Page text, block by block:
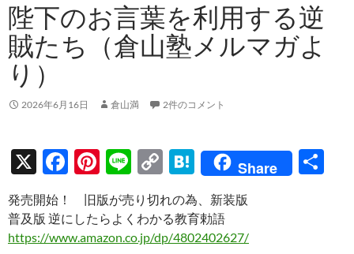
陛下のお言葉を利用する逆
賊たち（倉山塾メルマガよ
り）
2026年6月16日 倉山満 2件のコメント
X
F
ac
e
b
Pi
nt
er
es
Li
n
e
C
o
p
y
H
at
e
n
Share
発売開始！ 旧版が売り切れの為、新装版
普及版 逆にしたらよくわかる教育勅語
https://www.amazon.co.jp/dp/4802402627/